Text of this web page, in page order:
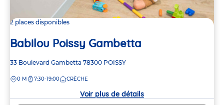
2 places disponibles
Babilou Poissy Gambetta
Adresse
la
33 Boulevard Gambetta 78300 POISSY
DISTANCE
0 M 7:30-19:00 CRÈCHE
Voir plus de détails